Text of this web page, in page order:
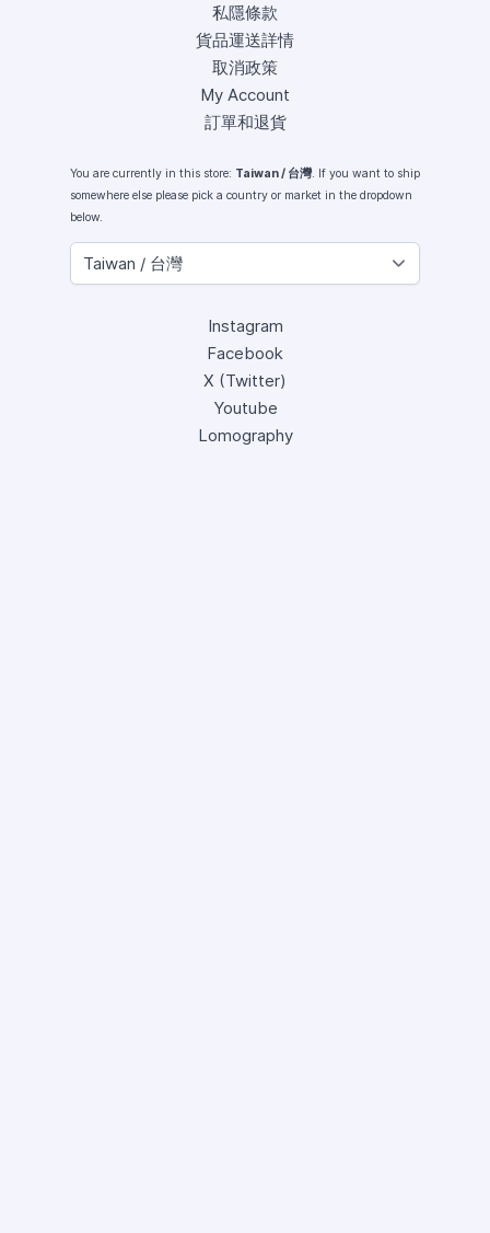
私隱條款
貨品運送詳情
取消政策
My Account
訂單和退貨
You are currently in this store: Taiwan / 台灣. If you want to ship
somewhere else please pick a country or market in the dropdown
below.
Instagram
Facebook
X (Twitter)
Youtube
Lomography